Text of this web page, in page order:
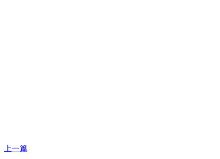
上一篇